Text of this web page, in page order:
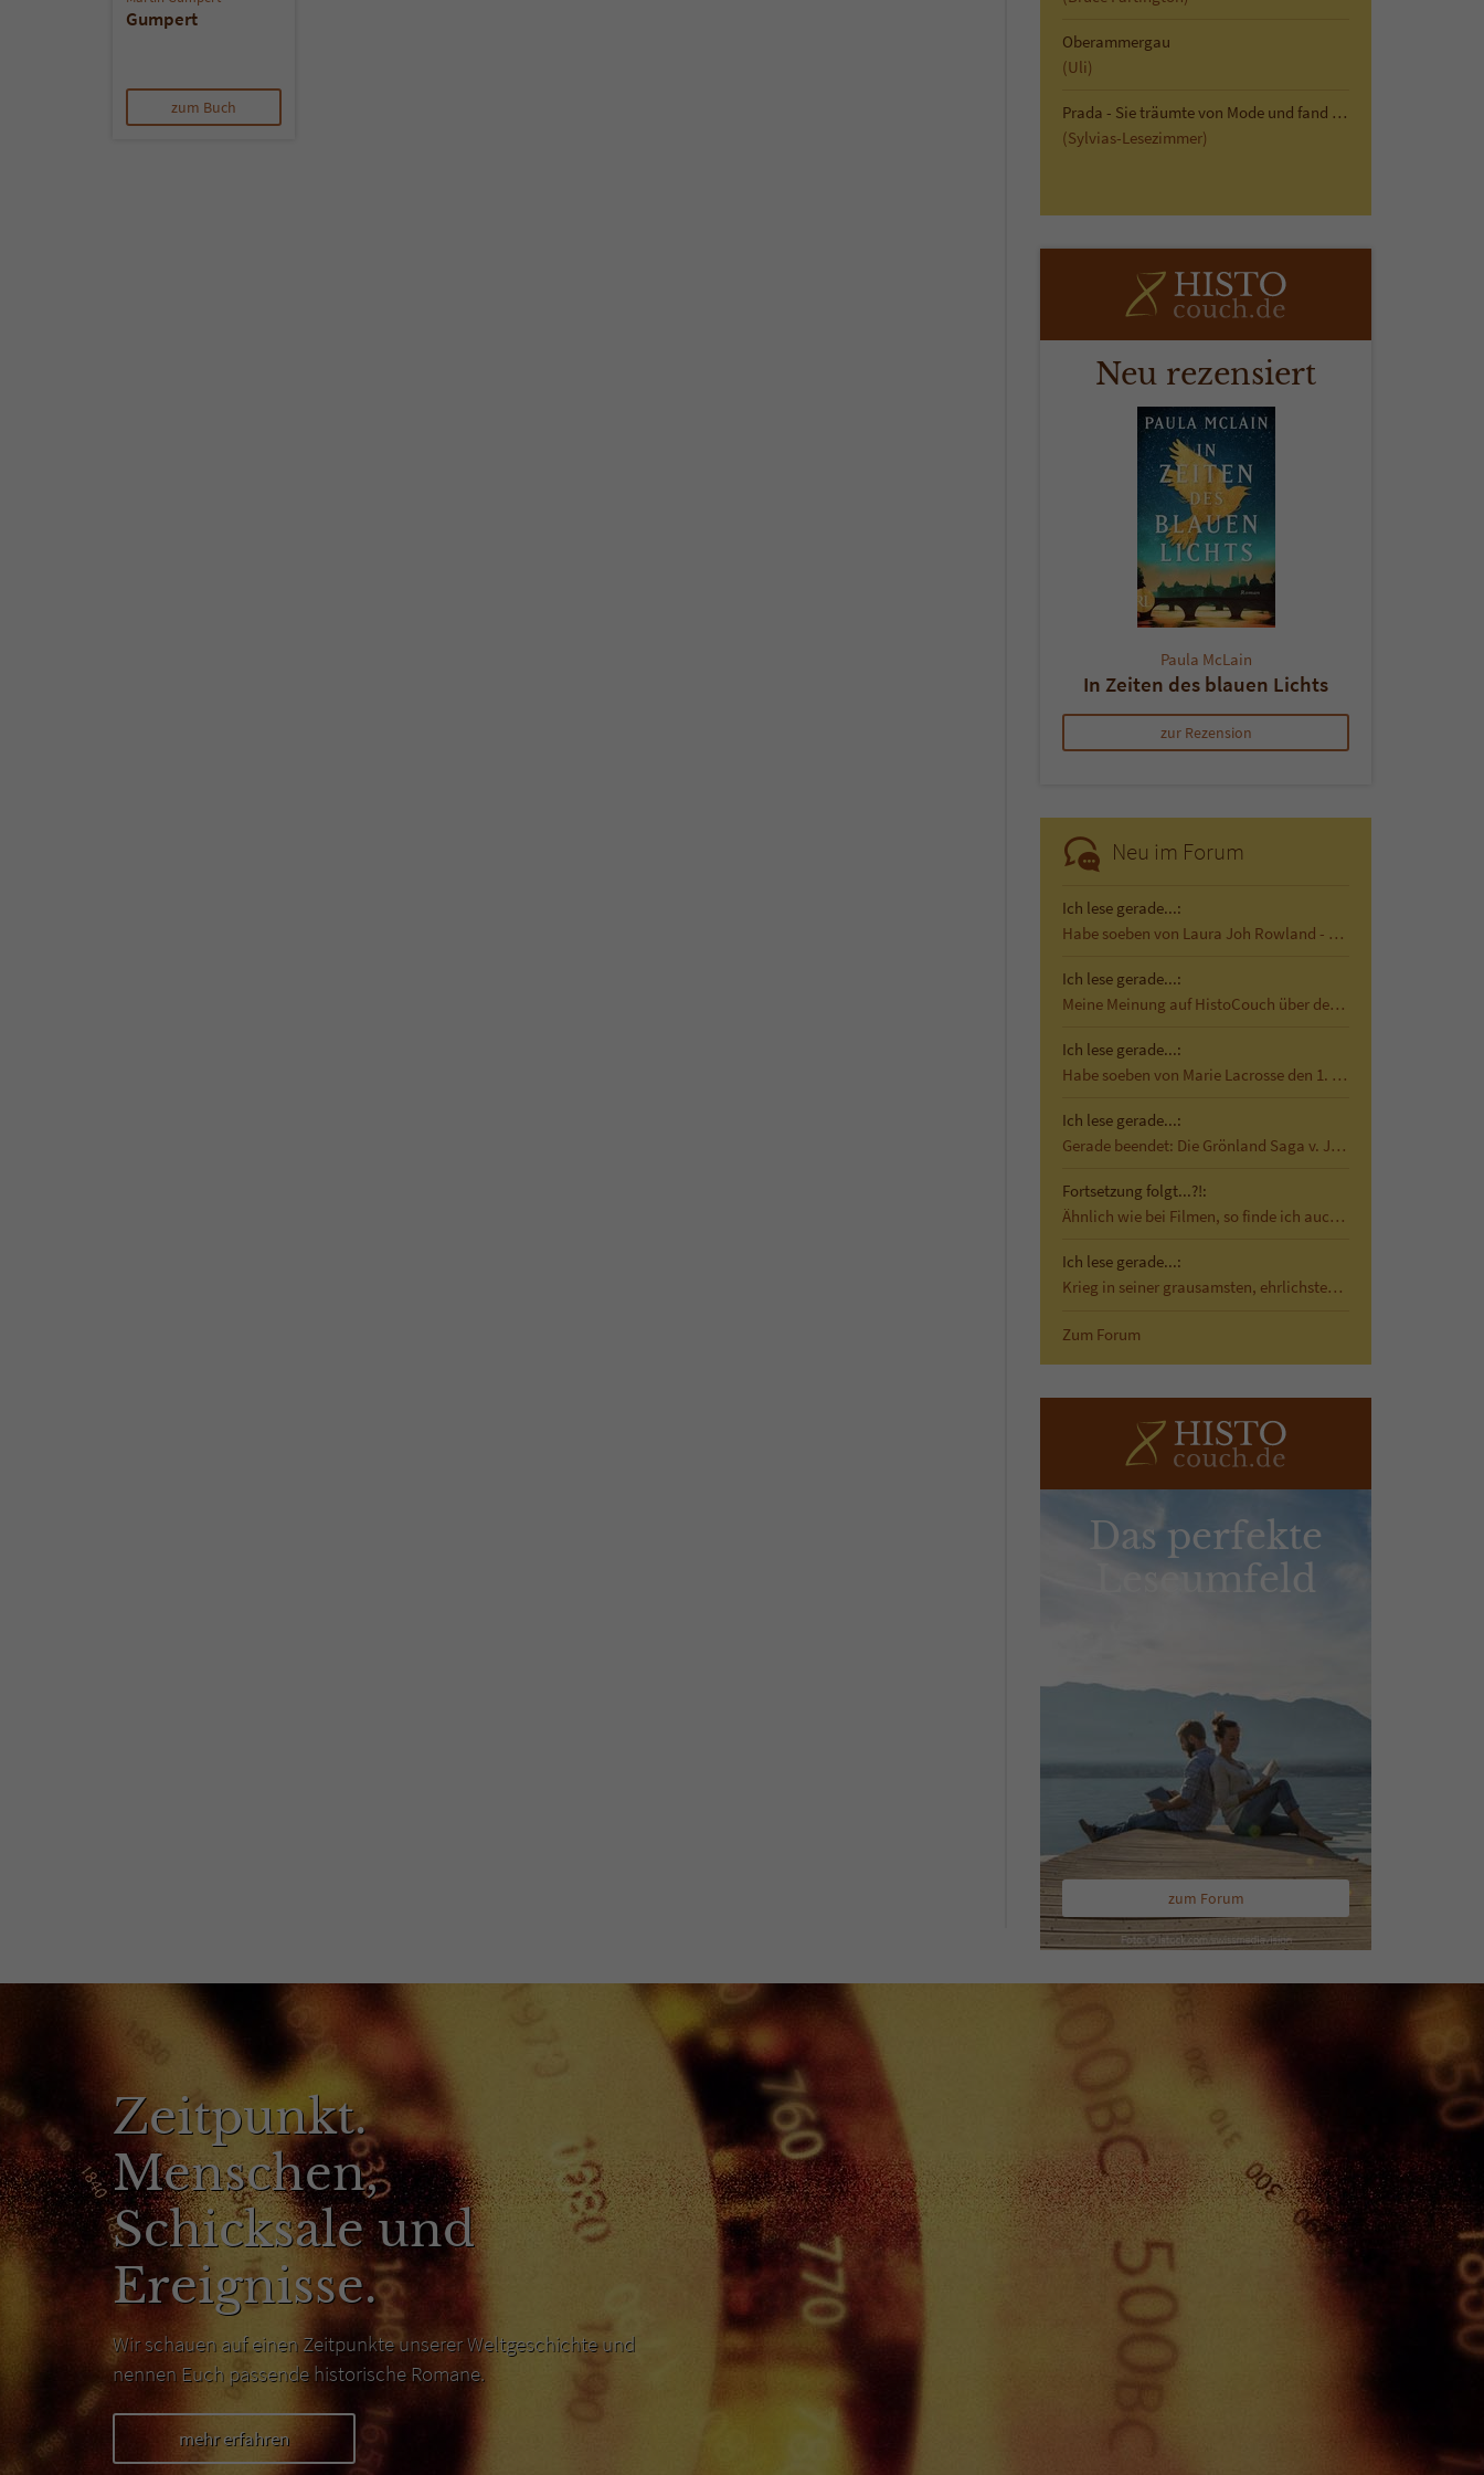
Gumpert
zum Buch
Oberammergau
(Uli)
Prada - Sie träumte von Mode und fand die Liebe
(Sylvias-Lesezimmer)
Neu rezensiert
Paula McLain
In Zeiten des blauen Lichts
zur Rezension
Neu im Forum
Ich lese gerade...:
Habe soeben von Laura Joh Rowland - Der…
Ich lese gerade...:
Meine Meinung auf HistoCouch über den historischen…
Ich lese gerade...:
Habe soeben von Marie Lacrosse den 1. Band von Das…
Ich lese gerade...:
Gerade beendet: Die Grönland Saga v. Jane Smiley …
Fortsetzung folgt...?!:
Ähnlich wie bei Filmen, so finde ich auch bei…
Ich lese gerade...:
Krieg in seiner grausamsten, ehrlichsten Form Mit…
Zum Forum
Das perfekte
Leseumfeld
zum Forum
Zeitpunkt.
Menschen,
Schicksale und
Ereignisse.
Wir schauen auf einen Zeitpunkte unserer Weltgeschichte und
nennen Euch passende historische Romane.
mehr erfahren